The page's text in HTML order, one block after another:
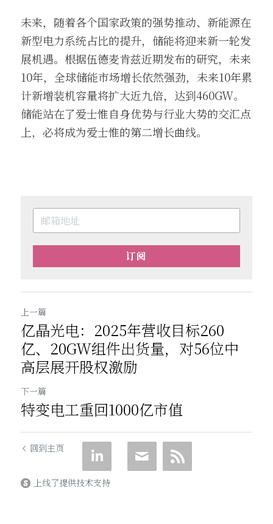
未来，随着各个国家政策的强势推动、新能源在
新型电力系统占比的提升，储能将迎来新一轮发
展机遇。根据伍德麦肯兹近期发布的研究，未来
10年，全球储能市场增长依然强劲，未来10年累
计新增装机容量将扩大近九倍，达到460GW。
储能站在了爱士惟自身优势与行业大势的交汇点
上，必将成为爱士惟的第二增长曲线。
订阅
上一篇
亿晶光电：2025年营收目标260
亿、20GW组件出货量，对56位中
高层展开股权激励
下一篇
特变电工重回1000亿市值
回到主页
上线了提供技术支持